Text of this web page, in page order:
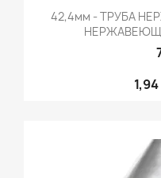
42,4мм - ТРУБА